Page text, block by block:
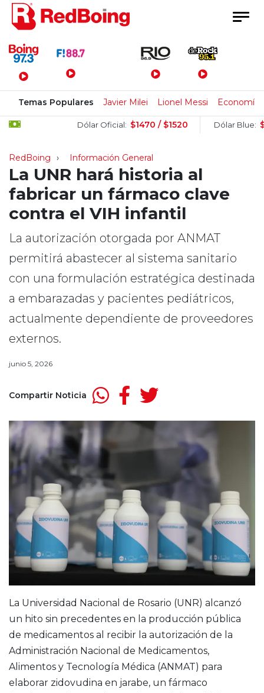
Menú Principal
Temas Populares Javier Milei Lionel Messi Economía
Dólar Oficial: $1470 / $1520 Dólar Blue: $1505
RedBoing Información General
La UNR hará historia al
fabricar un fármaco clave
contra el VIH infantil
La autorización otorgada por ANMAT
permitirá abastecer al sistema sanitario
con una formulación estratégica destinada
a embarazadas y pacientes pediátricos,
actualmente dependiente de proveedores
externos.
junio 5, 2026
Compartir Noticia
La Universidad Nacional de Rosario (UNR) alcanzó
un hito sin precedentes en la producción pública
de medicamentos al recibir la autorización de la
Administración Nacional de Medicamentos,
Alimentos y Tecnología Médica (ANMAT) para
elaborar zidovudina en jarabe, un fármaco